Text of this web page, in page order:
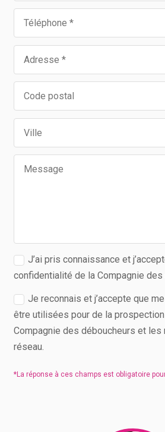
J’ai pris connaissance et
confidentialité de la Compagnie des
Je reconnais et j’accepte que
être utilisées pour de la
Compagnie des déboucheurs et les
réseau.